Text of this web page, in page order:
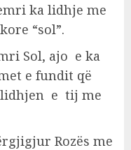
ka lidhje me
“sol”.
Sol, ajo e ka
e fundit që
lidhjen e tij me
Rozës me